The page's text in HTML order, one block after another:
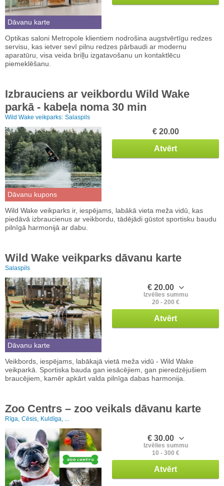
Dāvanu karte
Optikas saloni Metropole klientiem nodrošina augstvērtīgu redzes
servisu, kas ietver sevī pilnu redzes pārbaudi ar modernu
aparatūru, visa veida briļļu izgatavošanu un kontaktlēcu
piemeklēšanu.
Izbrauciens ar veikbordu Wild Wake
parkā - kabeļa noma 30 min
Wild Wake veikparks: Salaspils
Dāvanu kupons
€ 20.00
Atvērt
Wild Wake veikparks ir, iespējams, labākā vieta meža vidū, kas
piedāvā izbraucienus ar veikbordu, tādējādi gūstot sportisku baudu
pilnīgā harmonijā ar dabu.
Wild Wake veikparks dāvanu karte
Salaspils
Dāvanu karte
€ 20.00
Izvēlies summu
20 - 200 €
Atvērt
Veikbords, iespējams, labākajā vietā meža vidū - Wild Wake
veikparkā. Sportiska bauda gan iesācējiem, gan pieredzējušiem
braucējiem, kamēr apkārt valda pilnīga dabas harmonija.
Zoo Centrs – zoo veikals dāvanu karte
Rīga, Cēsis, Kuldīga, ...
€ 30.00
Izvēlies summu
10 - 300 €
Atvērt